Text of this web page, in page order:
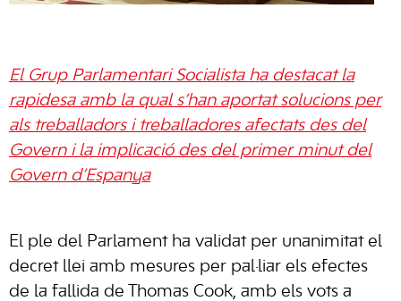
El Grup Parlamentari Socialista ha destacat la
rapidesa amb la qual s’han aportat solucions per
als treballadors i treballadores afectats des del
Govern i la implicació des del primer minut del
Govern d’Espanya
El ple del Parlament ha validat per unanimitat el
decret llei amb mesures per pal·liar els efectes
de la fallida de Thomas Cook, amb els vots a